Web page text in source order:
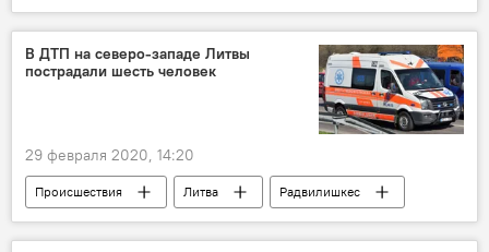
Политика
Мантас Адоменас
Сейм Литвы
Ярмарка Казюкаса (Kaziuko mugė)
В ДТП на северо-западе Литвы
пострадали шесть человек
29 февраля 2020, 14:20
Происшествия Литва
Радвилишкес
ДТП
авария